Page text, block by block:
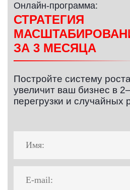
Онлайн-программа:
СТРАТЕГИЯ
ЗА 3 МЕСЯЦА
Постройте систему
увеличит ваш бизнес в
перегрузки и случайных